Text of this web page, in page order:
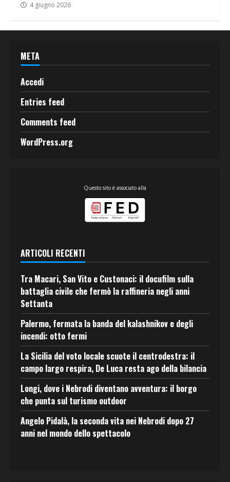
4 giugno 2026
META
Accedi
Entries feed
Comments feed
WordPress.org
Questo sito è associato alla
ARTICOLI RECENTI
Tra Macari, San Vito e Custonaci: il docufilm sulla
battaglia civile che fermò la raffineria negli anni
Settanta
Palermo, fermata la banda del kalashnikov e degli
incendi: otto fermi
La Sicilia del voto locale scuote il centrodestra: il
campo largo respira, De Luca resta ago della bilancia
Longi, dove i Nebrodi diventano avventura: il borgo
che punta sul turismo outdoor
Angelo Pidalà, la seconda vita nei Nebrodi dopo 27
anni nel mondo dello spettacolo